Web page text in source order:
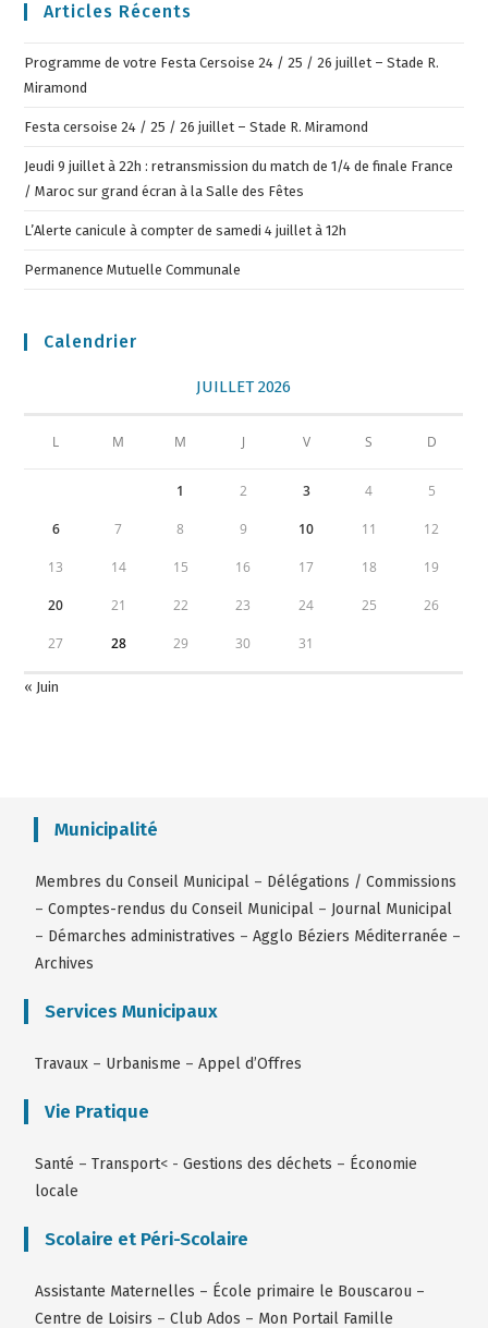
Articles Récents
Programme de votre Festa Cersoise 24 / 25 / 26 juillet – Stade R.
Miramond
Festa cersoise 24 / 25 / 26 juillet – Stade R. Miramond
Jeudi 9 juillet à 22h : retransmission du match de 1/4 de finale France
/ Maroc sur grand écran à la Salle des Fêtes
L’Alerte canicule à compter de samedi 4 juillet à 12h
Permanence Mutuelle Communale
Calendrier
JUILLET 2026
L M M J V S D
1 2 3 4 5
6 7 8 9 10 11 12
13 14 15 16 17 18 19
20 21 22 23 24 25 26
27 28 29 30 31
« Juin
Municipalité
Membres du Conseil Municipal – Délégations / Commissions
–Comptes-rendus du Conseil Municipal – Journal Municipal
– Démarches administratives –Agglo Béziers Méditerranée –
Archives
Services Municipaux
Travaux – Urbanisme –Appel d’Offres
Vie Pratique
Santé –Transport< -Gestions des déchets – Économie
locale
Scolaire et Péri-Scolaire
Assistante Maternelles – École primaire le Bouscarou –
Centre de Loisirs –Club Ados – Mon Portail Famille